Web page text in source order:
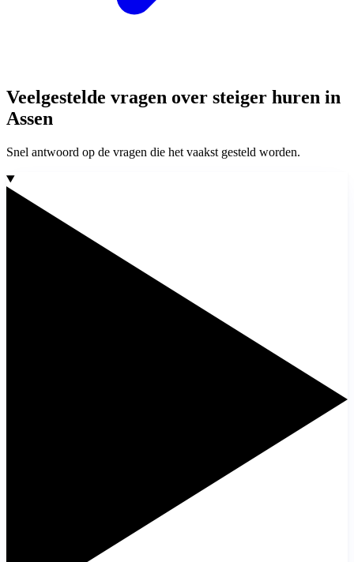
Veelgestelde vragen over steiger huren in
Assen
Snel antwoord op de vragen die het vaakst gesteld worden.